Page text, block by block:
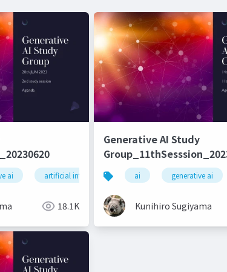
ai artificial intelligence machine learning
18.1K
Generative AI Study
ai generative ai
Kunihiro Sugiyama